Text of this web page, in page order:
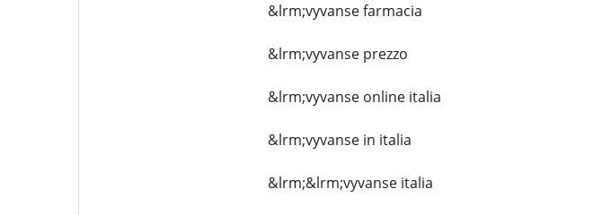
&lrm;vyvanse farmacia
&lrm;vyvanse prezzo
&lrm;vyvanse online italia
&lrm;vyvanse in italia
&lrm;&lrm;vyvanse italia